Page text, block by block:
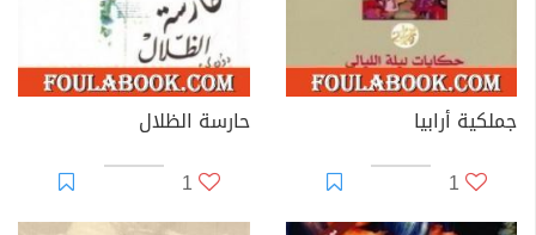
جملكية أرابيا
1
حارسة الظلال
1